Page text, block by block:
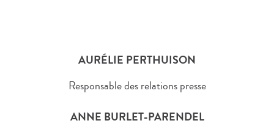
AURÉLIE PERTHUISON
Responsable des relations presse
ANNE BURLET-PARENDEL